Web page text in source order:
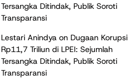
Tersangka Ditindak, Publik Soroti
Transparansi
Lestari Anindya on Dugaan Korupsi
Rp11,7 Triliun di LPEI: Sejumlah
Tersangka Ditindak, Publik Soroti
Transparansi